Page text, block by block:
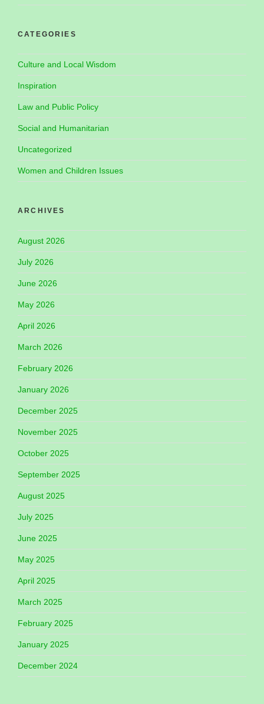
CATEGORIES
Culture and Local Wisdom
Inspiration
Law and Public Policy
Social and Humanitarian
Uncategorized
Women and Children Issues
ARCHIVES
August 2026
July 2026
June 2026
May 2026
April 2026
March 2026
February 2026
January 2026
December 2025
November 2025
October 2025
September 2025
August 2025
July 2025
June 2025
May 2025
April 2025
March 2025
February 2025
January 2025
December 2024